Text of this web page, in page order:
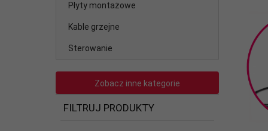
Płyty montażowe
Kable grzejne
Sterowanie
Zobacz inne kategorie
FILTRUJ PRODUKTY